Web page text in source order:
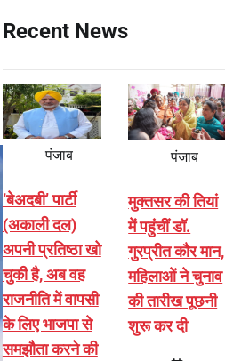
Recent News
पंजाब
‘बेअदबी’ पार्टी
(अकाली दल)
अपनी प्रतिष्ठा खो
चुकी है, अब वह
राजनीति में वापसी
के लिए भाजपा से
समझौता करने की
पंजाब
मुक्तसर की तियां
में पहुंचीं डॉ.
गुरप्रीत कौर मान,
महिलाओं ने चुनाव
की तारीख पूछनी
शुरू कर दी